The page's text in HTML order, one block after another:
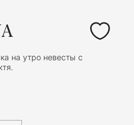
на утро невесты с